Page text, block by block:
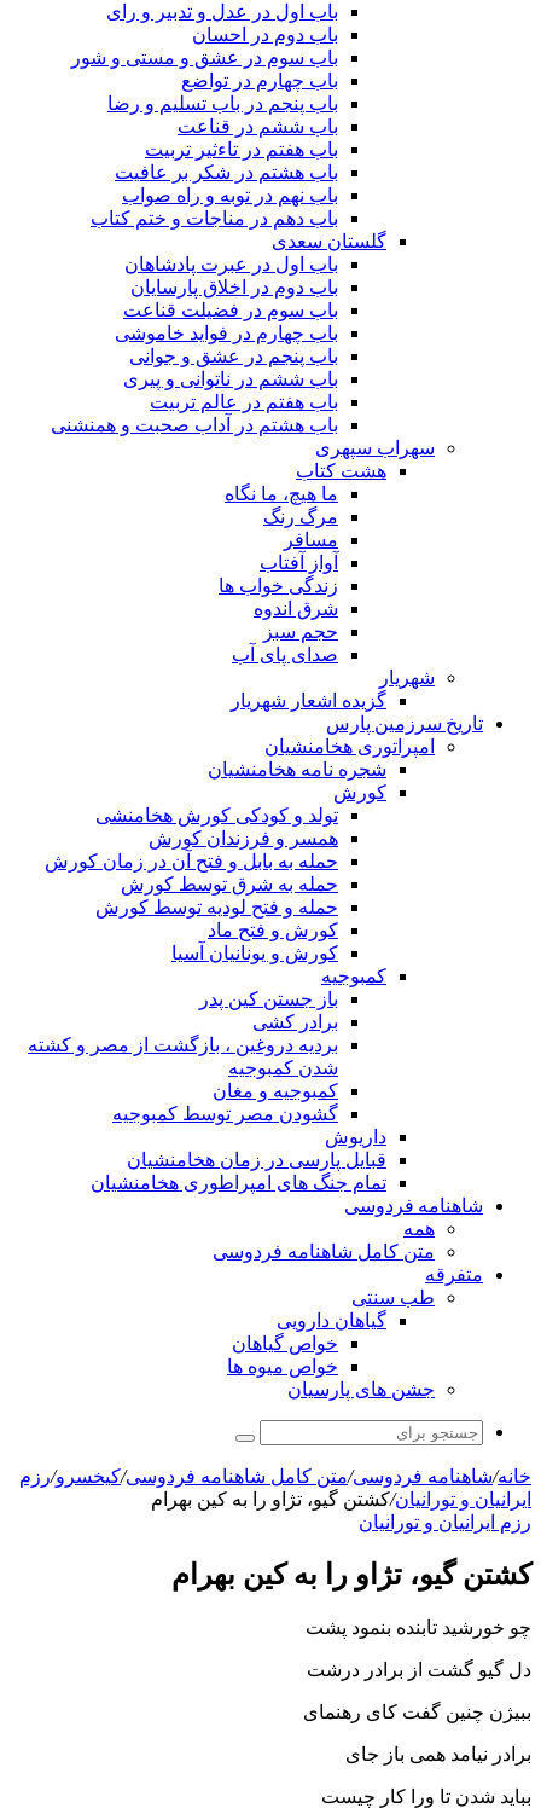
باب اول در عدل و تدبیر و رای
باب دوم در احسان
باب سوم در عشق و مستی و شور
باب چهارم در تواضع
باب پنجم در باب تسلیم و رضا
باب ششم در قناعت
باب هفتم در تاءثیر تربیت
باب هشتم در شکر بر عافیت
باب نهم در توبه و راه صواب
باب دهم در مناجات و ختم کتاب
گلستان سعدی
باب اول در عبرت پادشاهان
باب دوم در اخلاق پارسایان
باب سوم در فضیلت قناعت
باب چهارم در فواید خاموشى
باب پنجم در عشق و جوانى
باب ششم در ناتوانى و پیرى
باب هفتم در عالم تربیت
باب هشتم در آداب صحبت و همنشنى
سهراب سپهری
هشت کتاب
ما هیچ، ما نگاه
مرگ رنگ
مسافر
آواز آفتاب
زندگی خواب ها
شرق اندوه
حجم سبز
صدای پای آب
شهریار
گزیده اشعار شهریار
تاریخ سرزمین پارس
امپراتوری هخامنشیان
شجره نامه هخامنشیان
کورش
تولد و کودکی کورش هخامنشی
همسر و فرزندان کورش
حمله به بابل و فتح آن در زمان کورش
حمله به شرق توسط کورش
حمله و فتح لودیه توسط کورش
کورش و فتح ماد
کورش و یونانیان آسیا
کمبوجیه
باز جستن کین پدر
برادر کشی
بردیه دروغین ، بازگشت از مصر و کشته
شدن کمبوجیه
کمبوجیه و مغان
گشودن مصر توسط کمبوجیه
داریوش
قبایل پارسی در زمان هخامنشیان
تمام جنگ های امپراطوری هخامنشیان
شاهنامه فردوسی
همه
متن کامل شاهنامه فردوسی
متفرقه
طب سنتی
گیاهان دارویی
خواص گیاهان
خواص میوه ها
جشن های پارسیان
جستجو
برای
خانه/شاهنامه فردوسی/متن کامل شاهنامه فردوسی/کیخسرو/رزم
ايرانيان و تورانيان/کشتن گیو، تژاو را به کین بهرام‏
رزم ايرانيان و تورانيان
کشتن گیو، تژاو را به کین بهرام‏
چو خورشید تابنده بنمود پشت
دل گیو گشت از برادر درشت‏
ببیژن چنین گفت کاى رهنماى
برادر نیامد همى باز جاى‏
بباید شدن تا ورا کار چیست